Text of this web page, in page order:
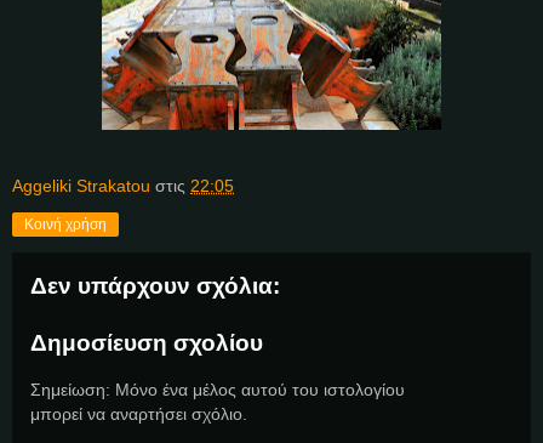
Aggeliki Strakatou στις 22:05
Κοινή χρήση
Δεν υπάρχουν σχόλια:
Δημοσίευση σχολίου
Σημείωση: Μόνο ένα μέλος αυτού του ιστολογίου
μπορεί να αναρτήσει σχόλιο.